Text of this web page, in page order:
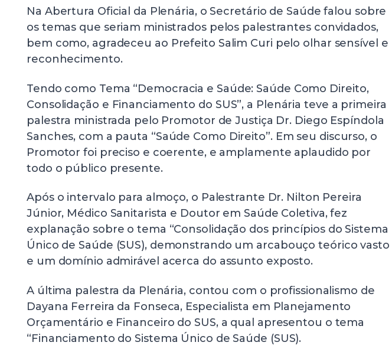
Na Abertura Oficial da Plenária, o Secretário de Saúde falou sobre
os temas que seriam ministrados pelos palestrantes convidados,
bem como, agradeceu ao Prefeito Salim Curi pelo olhar sensível e
reconhecimento.
Tendo como Tema “Democracia e Saúde: Saúde Como Direito,
Consolidação e Financiamento do SUS”, a Plenária teve a primeira
palestra ministrada pelo Promotor de Justiça Dr. Diego Espíndola
Sanches, com a pauta “Saúde Como Direito”. Em seu discurso, o
Promotor foi preciso e coerente, e amplamente aplaudido por
todo o público presente.
Após o intervalo para almoço, o Palestrante Dr. Nilton Pereira
Júnior, Médico Sanitarista e Doutor em Saúde Coletiva, fez
explanação sobre o tema “Consolidação dos princípios do Sistema
Único de Saúde (SUS), demonstrando um arcabouço teórico vasto
e um domínio admirável acerca do assunto exposto.
A última palestra da Plenária, contou com o profissionalismo de
Dayana Ferreira da Fonseca, Especialista em Planejamento
Orçamentário e Financeiro do SUS, a qual apresentou o tema
“Financiamento do Sistema Único de Saúde (SUS).